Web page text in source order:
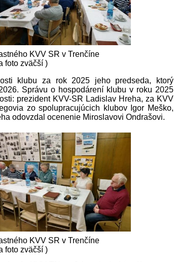
KVV SR v Trenčíne
foto zväčší )
klubu za rok 2025 jeho predseda, ktorý
Správu o hospodárení klubu v roku 2025
prezident KVV-SR Ladislav Hreha, za KVV
zo spolupracujúcich klubov Igor Meško,
odovzdal ocenenie Miroslavovi Ondrašovi.
KVV SR v Trenčíne
foto zväčší )